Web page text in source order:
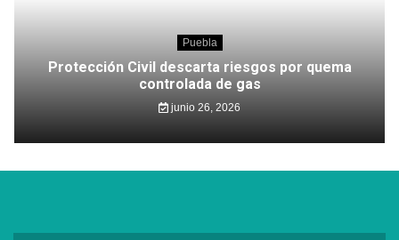
Puebla
Protección Civil descarta riesgos por quema
controlada de gas
junio 26, 2026